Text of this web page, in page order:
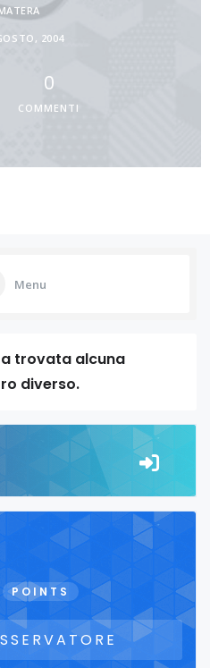
2004
0
COMMENTI
Menu
trovata alcuna
diverso.
POINTS